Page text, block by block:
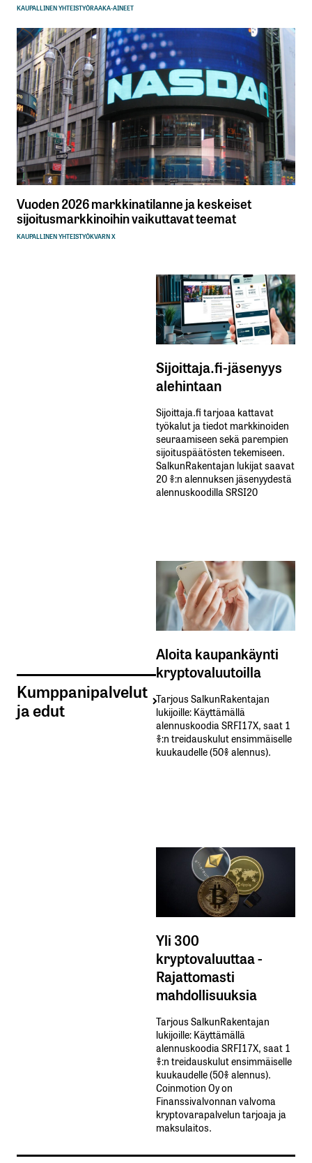
KAUPALLINEN YHTEISTYÖRAAKA-AINEET
Vuoden 2026 markkinatilanne ja keskeiset
sijoitusmarkkinoihin vaikuttavat teemat
KAUPALLINEN YHTEISTYÖKVARN X
Kumppanipalvelut
ja edut
Sijoittaja.fi-jäsenyys
alehintaan
Sijoittaja.fi tarjoaa kattavat
työkalut ja tiedot markkinoiden
seuraamiseen sekä parempien
sijoituspäätösten tekemiseen.
SalkunRakentajan lukijat saavat
20 %:n alennuksen jäsenyydestä
alennuskoodilla SRSI20
Aloita kaupankäynti
kryptovaluutoilla
Tarjous SalkunRakentajan
lukijoille: Käyttämällä​ ​
alennuskoodia​ ​SRFI17X,​ ​saat​ ​1
%:n treidauskulut​ ​ensimmäiselle​ ​
kuukaudelle​ ​(50%​ ​alennus).
Yli 300
kryptovaluuttaa -
Rajattomasti
mahdollisuuksia
Tarjous SalkunRakentajan
lukijoille: Käyttämällä​ ​
alennuskoodia​ ​SRFI17X,​ ​saat​ ​1
%:n treidauskulut​ ​ensimmäiselle​ ​
kuukaudelle​ ​(50%​ ​alennus).
Coinmotion Oy on
Finanssivalvonnan valvoma
kryptovarapalvelun tarjoaja ja
maksulaitos.